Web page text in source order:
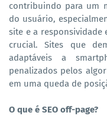
contribuindo para um
do usuário,
site e a
crucial. Sites que
adaptáveis a
penalizados pelos
em uma queda de
O que é SEO off-page?